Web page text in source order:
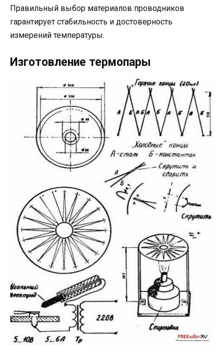
Правильный выбор материалов проводников
гарантирует стабильность и достоверность
измерений температуры.
Изготовление термопары